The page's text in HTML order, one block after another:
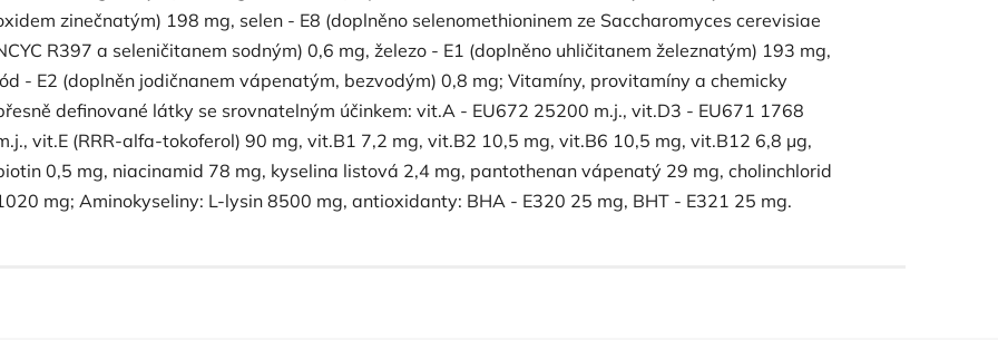
zinečnatým) 198 mg, selen - E8 (doplněno selenomethioninem ze Saccharomyces cerevisiae
R397 a seleničitanem sodným) 0,6 mg, železo - E1 (doplněno uhličitanem železnatým) 193 mg,
- E2 (doplněn jodičnanem vápenatým, bezvodým) 0,8 mg; Vitamíny, provitamíny a chemicky
definované látky se srovnatelným účinkem: vit.A - EU672 25200 m.j., vit.D3 - EU671 1768
vit.E (RRR-alfa-tokoferol) 90 mg, vit.B1 7,2 mg, vit.B2 10,5 mg, vit.B6 10,5 mg, vit.B12 6,8 µg,
0,5 mg, niacinamid 78 mg, kyselina listová 2,4 mg, pantothenan vápenatý 29 mg, cholinchlorid
mg; Aminokyseliny: L-lysin 8500 mg, antioxidanty: BHA - E320 25 mg, BHT - E321 25 mg.